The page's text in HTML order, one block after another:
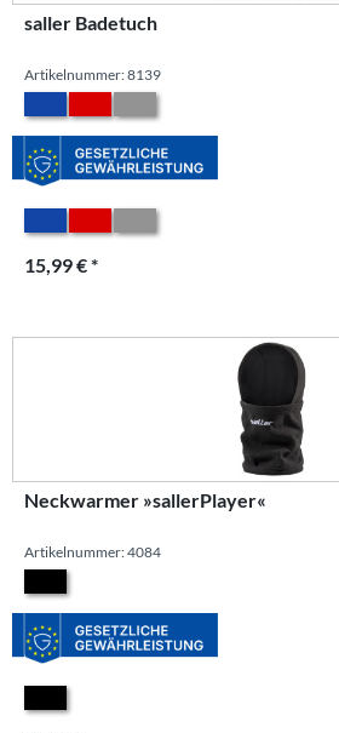
saller Badetuch
Artikelnummer: 8139
15,99 € *
Neckwarmer »sallerPlayer«
Artikelnummer: 4084